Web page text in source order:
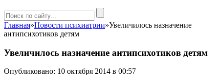
Главная»Новости психиатрии»Увеличилось назначение
антипсихотиков детям
Увеличилось назначение антипсихотиков детям
Опубликовано: 10 октября 2014 в 00:57